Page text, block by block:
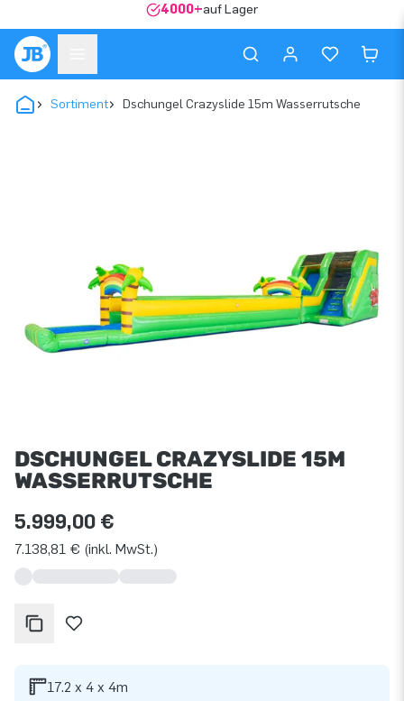
4000+auf Lager
Sortiment Dschungel Crazyslide 15m Wasserrutsche
DSCHUNGEL CRAZYSLIDE 15M
WASSERRUTSCHE
5.999,00 €
7.138,81 € (inkl. MwSt.)
17.2 x 4 x 4m